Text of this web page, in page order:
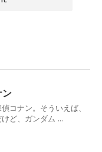
コナン。そういえば、
ど、ガンダム ...